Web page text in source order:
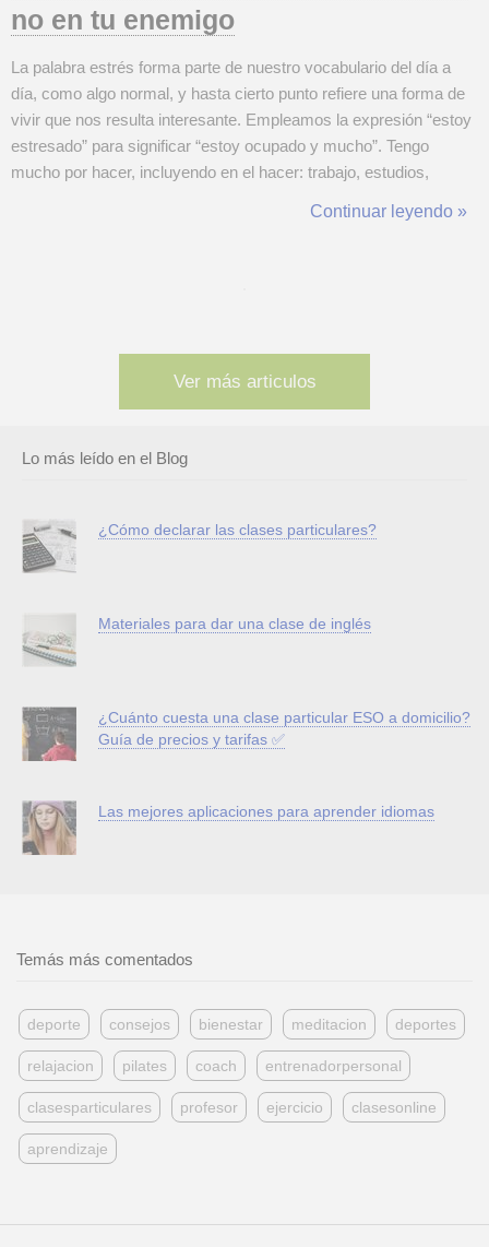
no en tu enemigo
La palabra estrés forma parte de nuestro vocabulario del día a
día, como algo normal, y hasta cierto punto refiere una forma de
vivir que nos resulta interesante. Empleamos la expresión “estoy
estresado” para significar “estoy ocupado y mucho”. Tengo
mucho por hacer, incluyendo en el hacer: trabajo, estudios,
que una vida estresada la vivimos en general mejor que una vida
Continuar leyendo »
Ver más articulos
Lo más leído en el Blog
¿Cómo declarar las clases particulares?
Materiales para dar una clase de inglés
¿Cuánto cuesta una clase particular ESO a domicilio?
Guía de precios y tarifas ✅
Las mejores aplicaciones para aprender idiomas
Temás más comentados
deporte consejos bienestar meditacion deportes
relajacion pilates coach entrenadorpersonal
clasesparticulares profesor ejercicio clasesonline
aprendizaje